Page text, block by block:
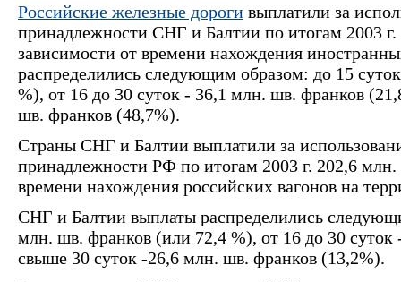
Российские железные дороги выплатили за
принадлежности СНГ и Балтии по итогам 2003
зависимости от времени нахождения
распределились следующим образом: до 15
%), от 16 до 30 суток - 36,1 млн. шв. франков
шв. франков (48,7%).
Страны СНГ и Балтии выплатили за
принадлежности РФ по итогам 2003 г. 202,6
времени нахождения российских вагонов на
СНГ и Балтии выплаты распределились
млн. шв. франков (или 72,4 %), от 16 до 30
свыше 30 суток -26,6 млн. шв. франков (13,2%).